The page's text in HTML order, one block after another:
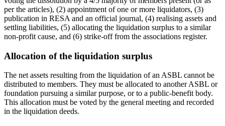
per the articles), (2) appointment of one or more liquidators, (3)
publication in RESA and an official journal, (4) realising assets and
settling liabilities, (5) allocating the liquidation surplus to a similar
non-profit cause, and (6) strike-off from the associations register.
Allocation of the liquidation surplus
The net assets resulting from the liquidation of an ASBL cannot be
distributed to members. They must be allocated to another ASBL or
foundation pursuing a similar purpose, or to a public-benefit body.
This allocation must be voted by the general meeting and recorded
in the liquidation deeds.